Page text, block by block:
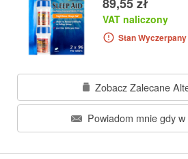
VAT naliczony
Stan Wyczerpany
Zobacz Zalecane
Powiadom mnie gdy